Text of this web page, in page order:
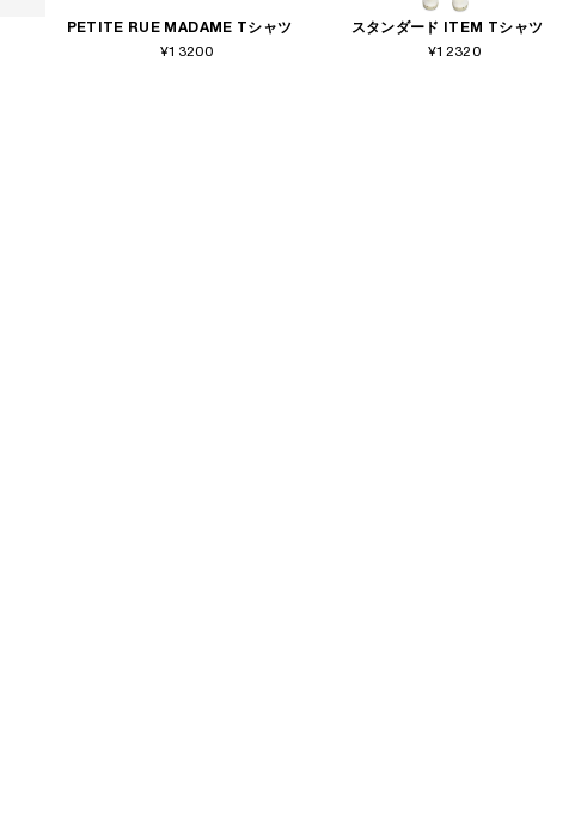
PETITE RUE MADAME Tシャツ
¥13200
スタンダード ITEM Tシャツ
¥12320